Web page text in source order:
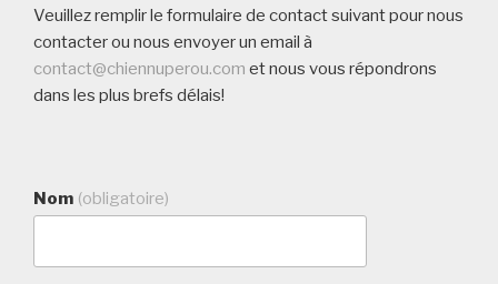
Veuillez remplir le formulaire de contact suivant pour nous
contacter ou nous envoyer un email à
contact@chiennuperou.com et nous vous répondrons
dans les plus brefs délais!
Nom (obligatoire)